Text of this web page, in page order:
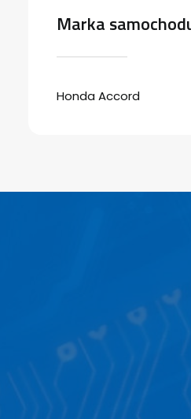
Marka
Honda Accord